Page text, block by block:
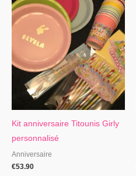
Kit anniversaire Titounis Girly
personnalisé
Anniversaire
€53.90